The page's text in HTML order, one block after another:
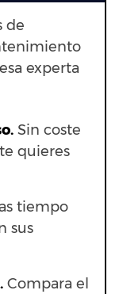
de
experta
Sin coste
quieres
tiempo
sus
Compara el